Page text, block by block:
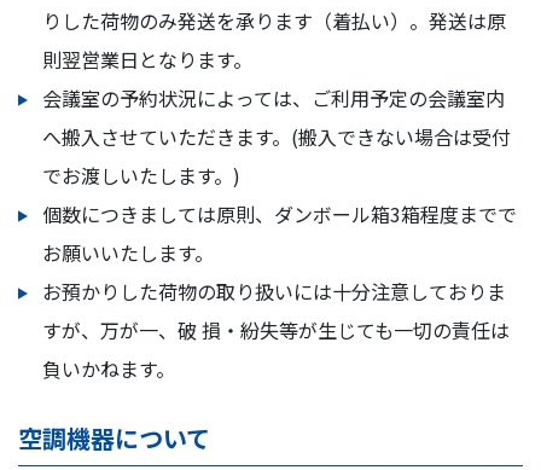
りした荷物のみ発送を承ります（着払い）。発送は原
則翌営業日となります。
会議室の予約状況によっては、ご利用予定の会議室内
へ搬入させていただきます。(搬入できない場合は受付
でお渡しいたします。)
個数につきましては原則、ダンボール箱3箱程度までで
お願いいたします。
お預かりした荷物の取り扱いには十分注意しておりま
すが、万が一、破 損・紛失等が生じても一切の責任は
負いかねます。
空調機器について